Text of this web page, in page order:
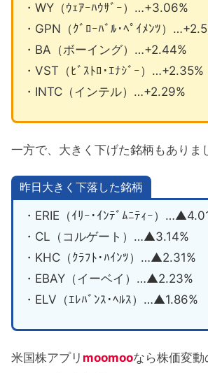
・WY（ｳｪｱｰﾊｳｻﾞｰ）…+3.06%
・GPN（ｸﾞﾛｰﾊﾞﾙ･ﾍﾟｲﾒﾝﾂ）
・BA（ボーイング）…+2.44%
・VST（ﾋﾞｽﾄﾛ･ｴﾅｼﾞｰ）…+2.35%
・INTC（インテル）…+2.29%
一方で、大きく下げた銘柄もありま
昨日大きく下落した銘柄
・ERIE（ｲﾘｰ･ｲﾝﾃﾞﾑﾆﾃｨｰ）
・CL（コルゲート）…▲3.14%
・KHC（ｸﾗﾌﾄ･ﾊｲﾝﾂ）…▲2.31%
・EBAY（イーベイ）…▲2.23%
・ELV（ｴﾚﾊﾞﾝｽ･ﾍﾙｽ）…▲1.86%
米国株アプリ moomooなら株価変